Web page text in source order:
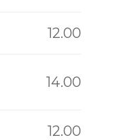
12.00
14.00
12.00